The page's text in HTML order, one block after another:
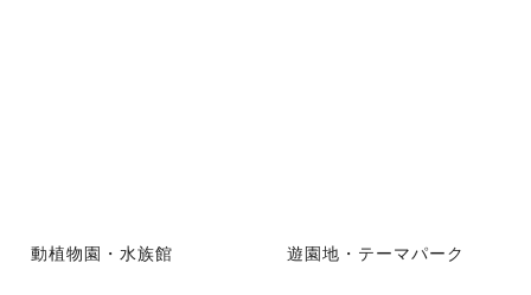
動植物園・水族館 遊園地・テーマパーク